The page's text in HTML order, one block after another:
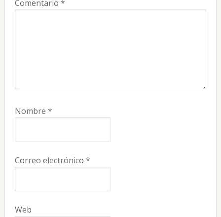
Comentario *
Nombre *
Correo electrónico *
Web